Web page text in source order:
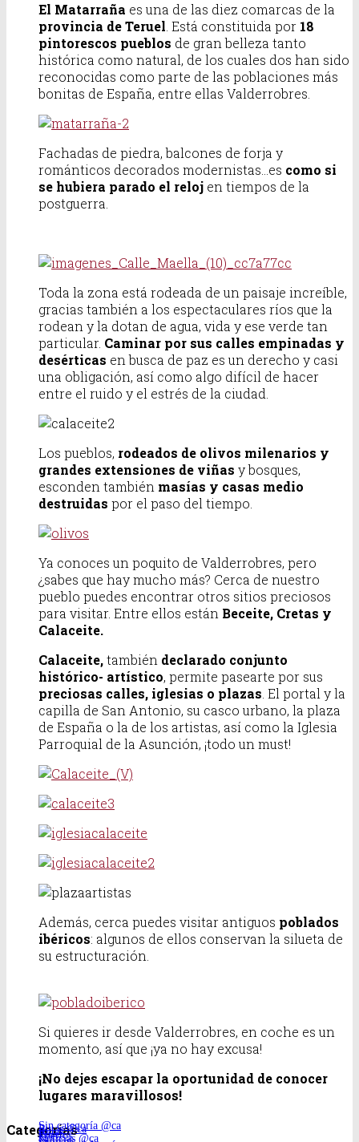
El Matarraña es una de las diez comarcas de la
provincia de Teruel. Está constituida por 18
pintorescos pueblos de gran belleza tanto
histórica como natural, de los cuales dos han sido
reconocidas como parte de las poblaciones más
bonitas de España, entre ellas Valderrobres.
Fachadas de piedra, balcones de forja y
románticos decorados modernistas…es como si
se hubiera parado el reloj en tiempos de la
postguerra.
Toda la zona está rodeada de un paisaje increíble,
gracias también a los espectaculares ríos que la
rodean y la dotan de agua, vida y ese verde tan
particular. Caminar por sus calles empinadas y
desérticas en busca de paz es un derecho y casi
una obligación, así como algo difícil de hacer
entre el ruido y el estrés de la ciudad.
Los pueblos, rodeados de olivos milenarios y
grandes extensiones de viñas y bosques,
esconden también masías y casas medio
destruidas por el paso del tiempo.
Ya conoces un poquito de Valderrobres, pero
¿sabes que hay mucho más? Cerca de nuestro
pueblo puedes encontrar otros sitios preciosos
para visitar. Entre ellos están Beceite, Cretas y
Calaceite.
Calaceite,también declarado conjunto
histórico- artístico, permite pasearte por sus
preciosas calles, iglesias o plazas. El portal y la
capilla de San Antonio, su casco urbano, la plaza
de España o la de los artistas, así como la Iglesia
Parroquial de la Asunción, ¡todo un must!
Además, cerca puedes visitar antiguos poblados
ibéricos: algunos de ellos conservan la silueta de
su estructuración.
Si quieres ir desde Valderrobres, en coche es un
momento, así que ¡ya no hay excusa!
¡No dejes escapar la oportunidad de conocer
lugares maravillosos!
Categorías
Notícias @ca
Puertos
Rutas
Rutas @ca
Sin categoría @ca